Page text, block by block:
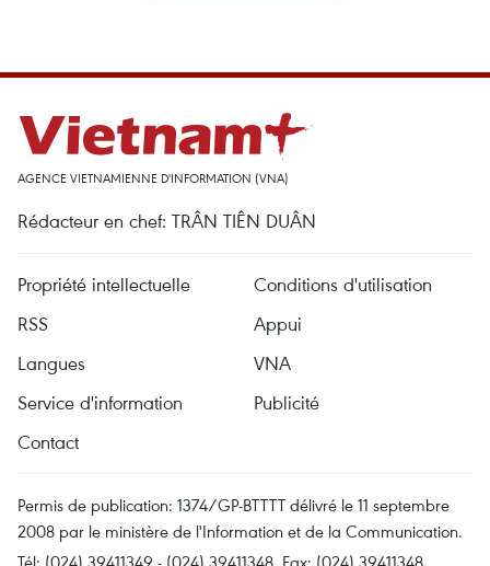
AGENCE VIETNAMIENNE D'INFORMATION (VNA)
Rédacteur en chef: TRÂN TIÊN DUÂN
Propriété intellectuelle
Conditions d'utilisation
RSS
Appui
Langues
VNA
Service d'information
Publicité
Contact
Permis de publication: 1374/GP-BTTTT délivré le 11 septembre
2008 par le ministère de l'Information et de la Communication.
Tél: (024) 39411349 - (024) 39411348, Fax: (024) 39411348